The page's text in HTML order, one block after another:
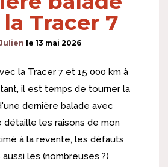
Tracer 7
le 13 mai 2026
la Tracer 7 et 15 000 km à
il est temps de tourner la
dernière balade avec
détaille les raisons de mon
à la revente, les défauts
les (nombreuses ?)